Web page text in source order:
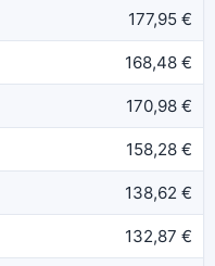
177,95 €
168,48 €
170,98 €
158,28 €
138,62 €
132,87 €